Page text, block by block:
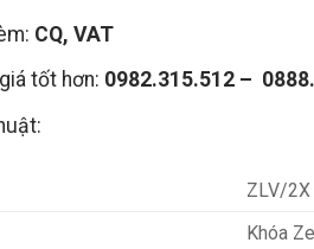
CQ, VAT
tốt hơn: 0982.315.512 –
ZLV/2X
Khóa